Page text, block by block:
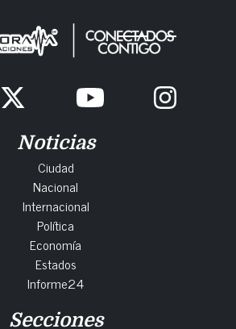
Noticias
Ciudad
Nacional
Internacional
Política
Economía
Estados
Informe24
Secciones